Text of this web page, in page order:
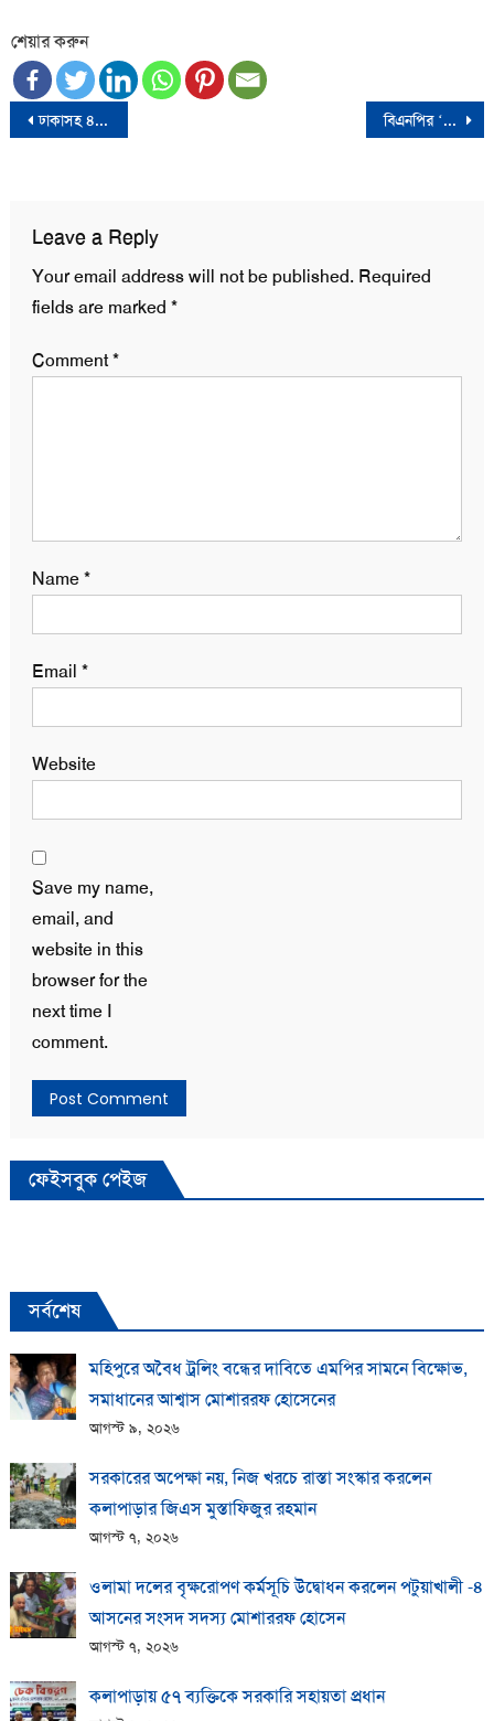
শেয়ার করুন
Post
ঢাকাসহ ৪ জেলায় বাড়লো কারফিউ শিথিলের সময় বিএনপির ‘জাতীয় ঐক্যের’ ডাকে জামায়াতের সমর্থন
Leave a Reply
Your email address will not be published. Required
fields are marked *
Comment*
Name*
Email *
Website
Save my name,
email, and
website in this
browser for the
next time I
comment.
ফেইসবুক পেইজ
সর্বশেষ
মহিপুরে অবৈধ ট্রলিং বন্ধের দাবিতে এমপির সামনে বিক্ষোভ,
সমাধানের আশ্বাস মোশাররফ হোসেনের
আগস্ট ৯, ২০২৬
সরকারের অপেক্ষা নয়, নিজ খরচে রাস্তা সংস্কার করলেন
কলাপাড়ার জিএস মুস্তাফিজুর রহমান
আগস্ট ৭, ২০২৬
ওলামা দলের বৃক্ষরোপণ কর্মসূচি উদ্বোধন করলেন পটুয়াখালী -৪
আসনের সংসদ সদস্য মোশাররফ হোসেন
আগস্ট ৭, ২০২৬
কলাপাড়ায় ​৫৭ ব্যক্তিকে সরকারি সহায়তা প্রধান